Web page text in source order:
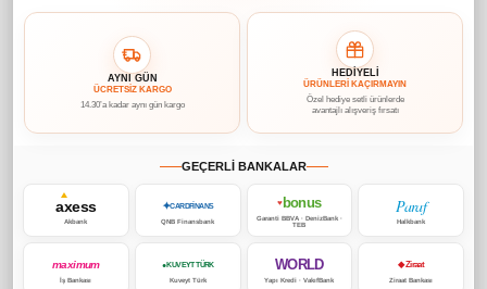
AYNI GÜN
ÜCRETSİZ KARGO
14.30’a kadar aynı gün kargo
HEDİYELİ
ÜRÜNLERİ KAÇIRMAYIN
Özel hediye setli ürünlerde
avantajlı alışveriş fırsatı
GEÇERLİ BANKALAR
axess
Akbank
✦CARDFİNANS
QNB Finansbank
♥bonus
Garanti BBVA · DenizBank ·
TEB
Paraf
Halkbank
maximum
İş Bankası
● KUVEYT TÜRK
Kuveyt Türk
WORLD
Yapı Kredi · VakıfBank
◆ Ziraat
Ziraat Bankası